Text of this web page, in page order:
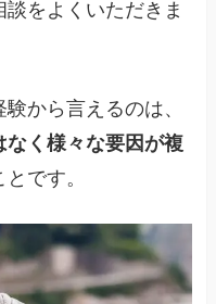
をよくいただきま
から言えるのは、
なく様々な要因が複
です。